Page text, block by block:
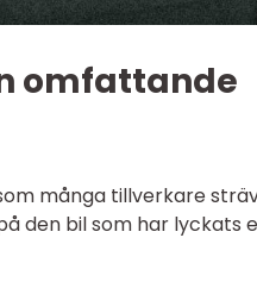
omfattande
många tillverkare
den bil som har lyckats